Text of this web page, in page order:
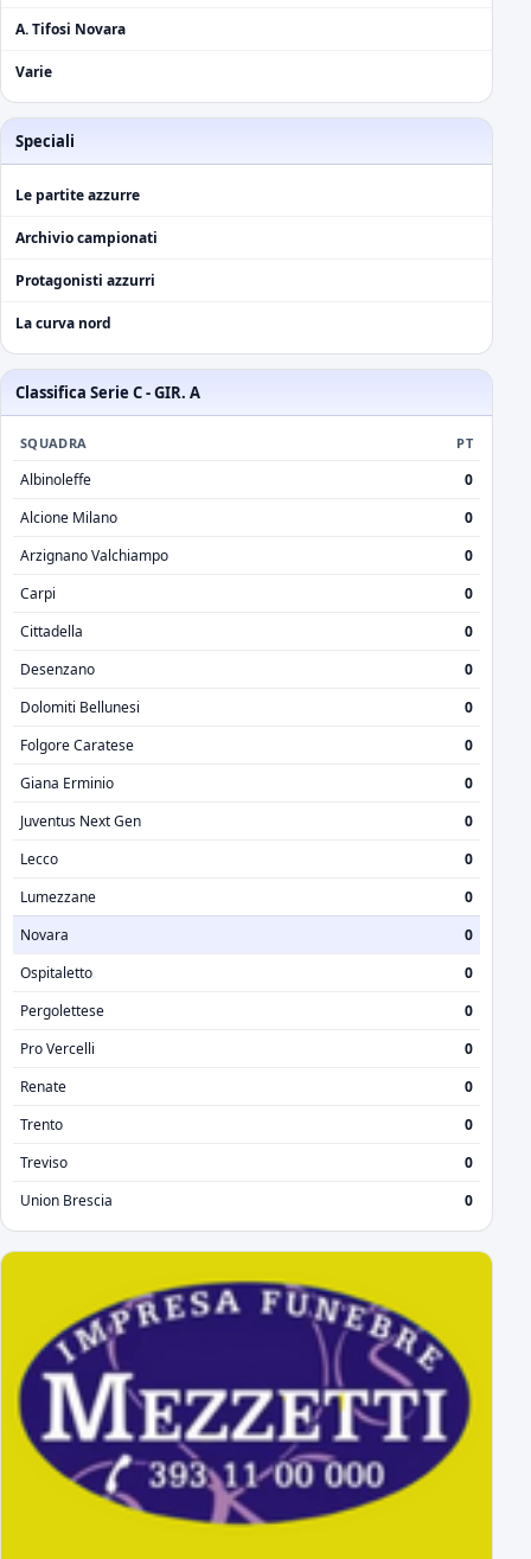
A. Tifosi Novara
Varie
Speciali
Le partite azzurre
Archivio campionati
Protagonisti azzurri
La curva nord
Classifica Serie C - GIR. A
SQUADRA PT
Albinoleffe
0
Alcione Milano
0
Arzignano Valchiampo
0
Carpi
0
Cittadella
0
Desenzano
0
Dolomiti Bellunesi
0
Folgore Caratese
0
Giana Erminio
0
Juventus Next Gen
0
Lecco
0
Lumezzane
0
Novara
0
Ospitaletto
0
Pergolettese
0
Pro Vercelli
0
Renate
0
Trento
0
Treviso
0
Union Brescia
0